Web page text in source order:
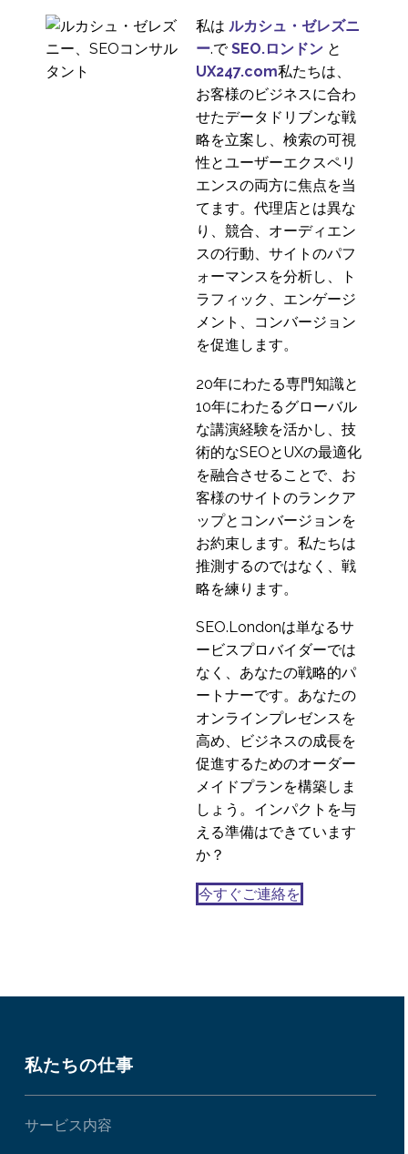
どの企業も、アメリカ
市場に参入したいと考
えているはずです。ア
メリカ市場は、金額ベ
ースでは依然として世
界最大の市場であり、
参入できる企業には大
きな可能性がありま
1
17 4? 2019
暗号取引所プラットフ
ォームのユーザビリテ
3
UXリサーチ採用ソフト
ウェア - PanelFox
3
国際的なユーザー調査
1
国際的なユーザー調査
3
デザインリサーチ：仮
説の検証をしないほう
国際的なユーザーエク
スペリエンステストの
ための5つのヒント
3
海外市場への製品投入
1
Webサイトタクソノミ
ーの改善によるコンバ
ージョンアップの実現0
競合他社分析のメリッ
3
顧客の声に耳を傾ける -
デジタルトランスフォ
ーメーションにおける
デザインリサーチ
新しい常識に対応する
ためのイノベーション
とデザインの方法
0
中国でのUXリサーチで
6
私は ルカシュ・ゼレズニ
ー.でSEO.ロンドン と
UX247.com私たちは、
お客様のビジネスに合わ
せたデータドリブンな戦
略を立案し、検索の可視
性とユーザーエクスペリ
エンスの両方に焦点を当
てます。代理店とは異な
り、競合、オーディエン
スの行動、サイトのパフ
ォーマンスを分析し、ト
ラフィック、エンゲージ
メント、コンバージョン
を促進します。
20年にわたる専門知識と
10年にわたるグローバル
な講演経験を活かし、技
術的なSEOとUXの最適化
を融合させることで、お
客様のサイトのランクア
ップとコンバージョンを
お約束します。私たちは
推測するのではなく、戦
略を練ります。
SEO.Londonは単なるサ
ービスプロバイダーでは
なく、あなたの戦略的パ
ートナーです。あなたの
オンラインプレゼンスを
高め、ビジネスの成長を
促進するためのオーダー
メイドプランを構築しま
しょう。インパクトを与
える準備はできています
か？
今すぐご連絡を
私たちの仕事
サービス内容